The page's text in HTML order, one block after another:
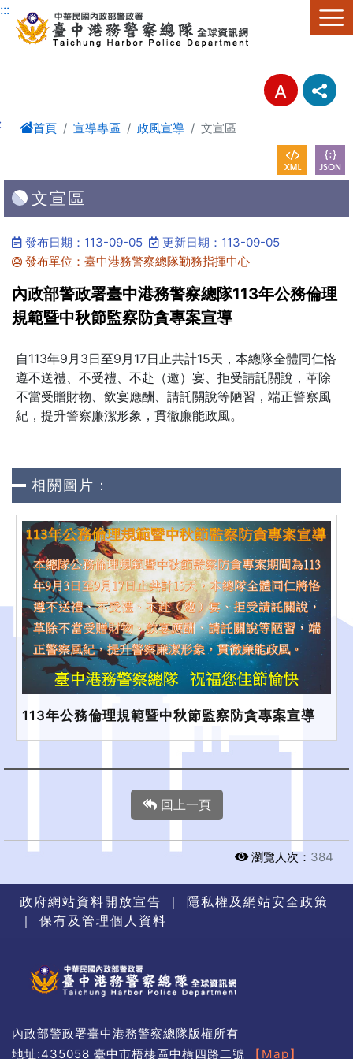
進入內容區塊
:::
首頁 宣導專區 政風宣導 文宣區
文宣區
發布日期：113-09-05
更新日期：113-09-05
發布單位：臺中港務警察總隊勤務指揮中心
內政部警政署臺中港務警察總隊113年公務倫理
規範暨中秋節監察防貪專案宣導
自113年9月3日至9月17日止共計15天，本總隊全體同仁恪
遵不送禮、不受禮、不赴（邀）宴、拒受請託關說，革除
不當受贈財物、飲宴應酬、請託關說等陋習，端正警察風
紀，提升警察廉潔形象，貫徹廉能政風。
相關圖片：
113年公務倫理規範暨中秋節監察防貪專案宣導
回上一頁
瀏覽人次： 384
政府網站資料開放宣告 ｜ 隱私權及網站安全政策
｜
保有及管理個人資料
內政部警政署臺中港務警察總隊版權所有
地址:435058 臺中市梧棲區中橫四路二號
【Map】